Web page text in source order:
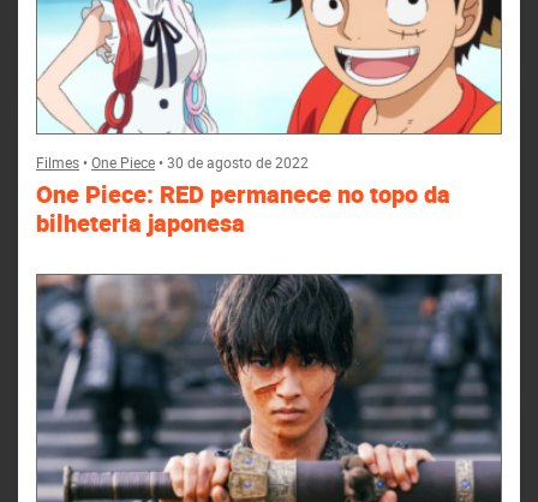
Filmes•One Piece•30 de agosto de 2022
One Piece: RED permanece no topo da
bilheteria japonesa